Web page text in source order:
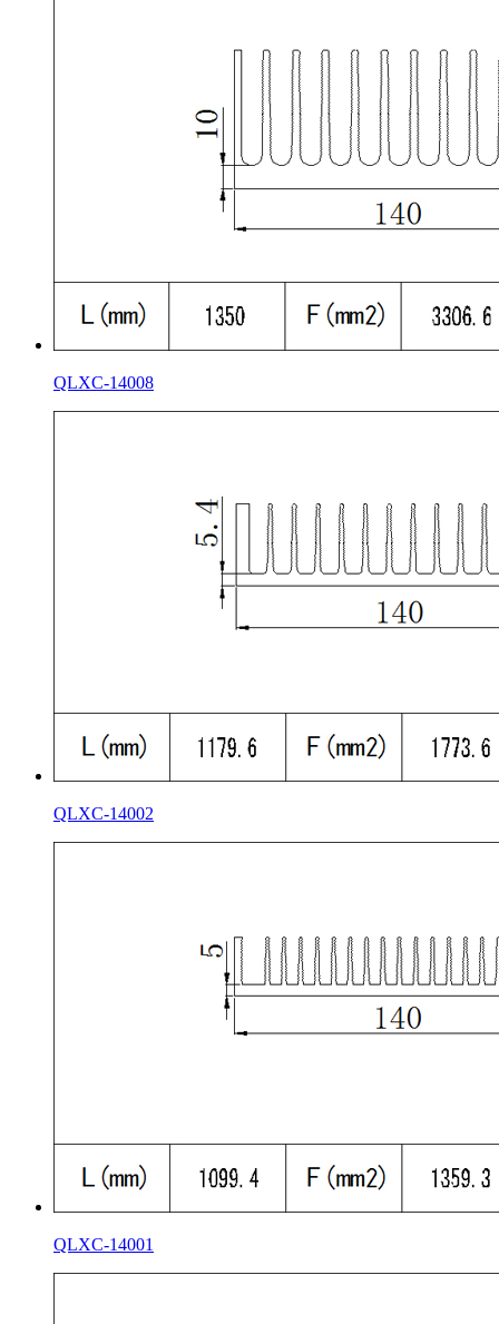
QLXC-14008
QLXC-14002
QLXC-14001